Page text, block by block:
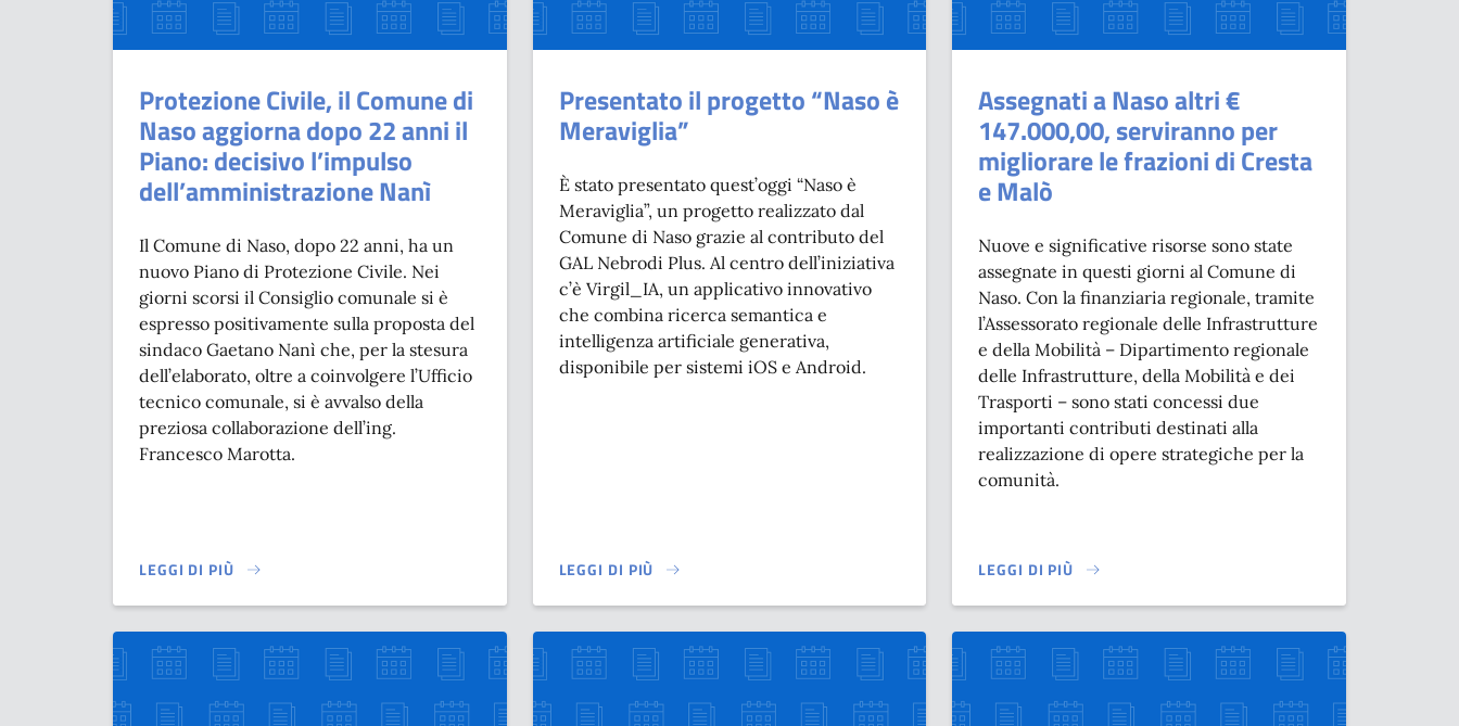
Protezione Civile, il Comune di
Naso aggiorna dopo 22 anni il
Piano: decisivo l’impulso
dell’amministrazione Nanì
Il Comune di Naso, dopo 22 anni, ha un
nuovo Piano di Protezione Civile. Nei
giorni scorsi il Consiglio comunale si è
espresso positivamente sulla proposta del
sindaco Gaetano Nanì che, per la stesura
dell’elaborato, oltre a coinvolgere l’Ufficio
tecnico comunale, si è avvalso della
preziosa collaborazione dell’ing.
Francesco Marotta.
LEGGI DI PIÙ
SU PROTEZIONE CIVILE, IL COMUNE DI NASO AGGIORNA DOPO 22 ANNI IL PIANO: DECISIVO L’IMPULSO DELL’AMMINISTRAZIONE NANÌ
Presentato il progetto “Naso è
Meraviglia”
È stato presentato quest’oggi “Naso è
Meraviglia”, un progetto realizzato dal
Comune di Naso grazie al contributo del
GAL Nebrodi Plus. Al centro dell’iniziativa
c’è Virgil_IA, un applicativo innovativo
che combina ricerca semantica e
intelligenza artificiale generativa,
disponibile per sistemi iOS e Android.
LEGGI DI PIÙ
SU PRESENTATO IL PROGETTO “NASO È MERAVIGLIA”
Assegnati a Naso altri €
147.000,00, serviranno per
migliorare le frazioni di Cresta
e Malò
Nuove e significative risorse sono state
assegnate in questi giorni al Comune di
Naso. Con la finanziaria regionale, tramite
l’Assessorato regionale delle Infrastrutture
e della Mobilità – Dipartimento regionale
delle Infrastrutture, della Mobilità e dei
Trasporti – sono stati concessi due
importanti contributi destinati alla
realizzazione di opere strategiche per la
comunità.
LEGGI DI PIÙ
SU ASSEGNATI A NASO ALTRI € 147.000,00, SERVIRANNO PER